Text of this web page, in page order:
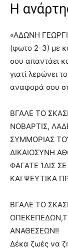
Η
«ΑΔΩΝΗ
(φωτο 2-3) με
σου απαντάει
γιατί λερώνει
αναφορά σου
ΒΓΑΛΕ ΤΟ
ΝΟΒΑΡΤΙΣ,
ΣΥΜΜΟΡΙΑΣ
ΔΙΚΑΙΟΣΥΝΗ
ΦΑΓΑΤΕ 1ΔΙΣ
ΚΑΙ ΨΕΥΤΙΚΑ
ΒΓΑΛΕ ΤΟ
ΑΝΑΘΕΣΕΩΝ!!
Δέκα ζωές να